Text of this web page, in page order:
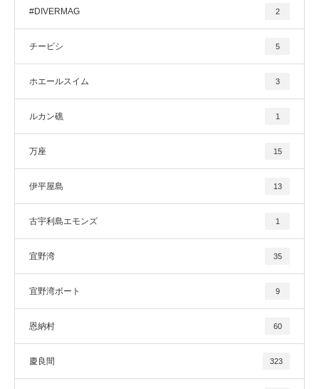
#DIVERMAG 2
チービシ 5
ホエールスイム 3
ルカン礁 1
万座 15
伊平屋島 13
古宇利島エモンズ 1
宜野湾 35
宜野湾ボート 9
恩納村 60
慶良間 323